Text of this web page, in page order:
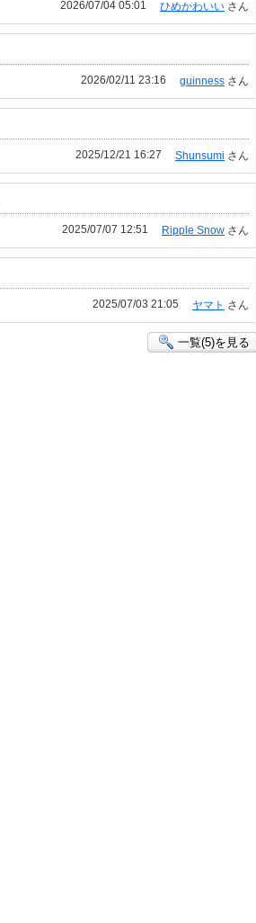
ひめかわいい さん
2026/07/04 05:01
guinness さん
2026/02/11 23:16
Shunsumi さん
2025/12/21 16:27
Ripple Snow さん
2025/07/07 12:51
ヤマト さん
2025/07/03 21:05
一覧(5)を見る